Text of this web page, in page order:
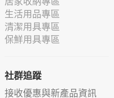
生活用品專區
清潔用具專區
保鮮用具專區
社群追蹤
接收優惠與新產品資訊